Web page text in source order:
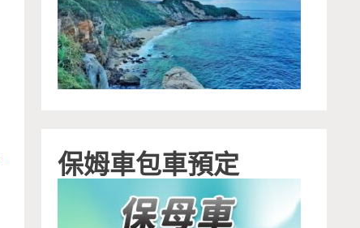
保姆車包車預定